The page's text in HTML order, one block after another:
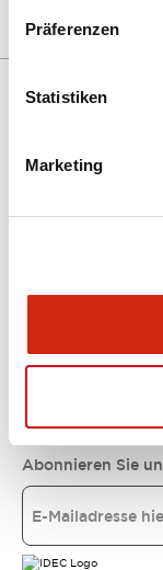
Präferenzen
Statistiken
Marketing
Ressourcen
Über IDEC
Abonnieren Sie